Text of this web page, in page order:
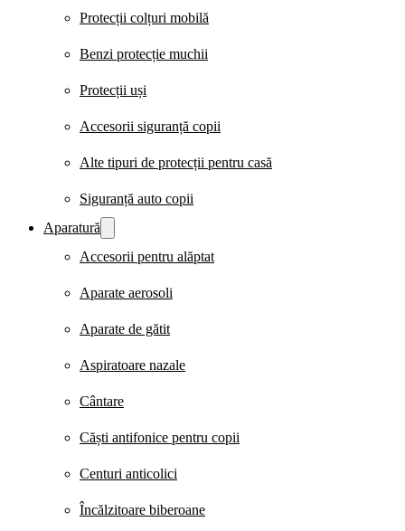
Protecții colțuri mobilă
Benzi protecție muchii
Protecții uși
Accesorii siguranță copii
Alte tipuri de protecții pentru casă
Siguranță auto copii
Aparatură
Accesorii pentru alăptat
Aparate aerosoli
Aparate de gătit
Aspiratoare nazale
Cântare
Căști antifonice pentru copii
Centuri anticolici
Încălzitoare biberoane